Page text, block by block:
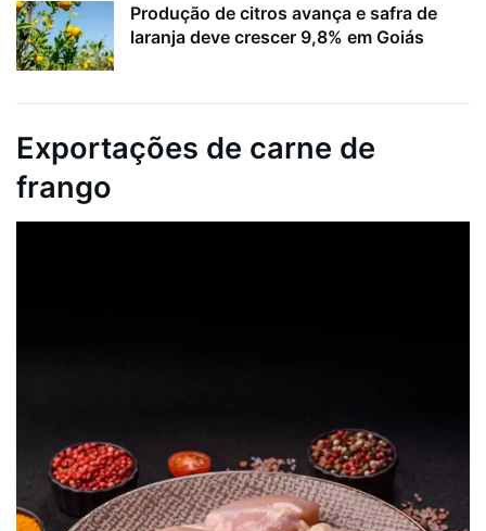
Produção de citros avança e safra de
laranja deve crescer 9,8% em Goiás
Exportações de carne de
frango